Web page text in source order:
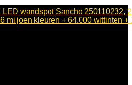
LED wandspot Sancho 250110232,
miljoen kleuren + 64.000 wittinten